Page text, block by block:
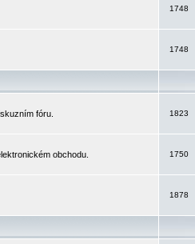
1748
1748
fóru.
1823
obchodu.
1750
1878